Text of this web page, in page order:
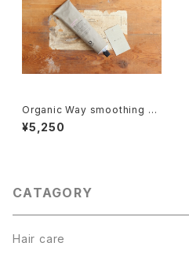
Organic Way smoothing cr
eam[まとまりにくい髪質の方
へ]
¥5,250
CATAGORY
Hair care